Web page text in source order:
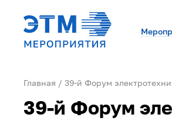
Главная 39-й Форум
39-й Форум